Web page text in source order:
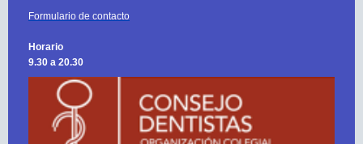
Formulario de contacto
Horario
9.30 a 20.30